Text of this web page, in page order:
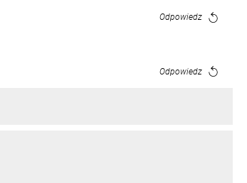
Odpowiedz
Odpowiedz